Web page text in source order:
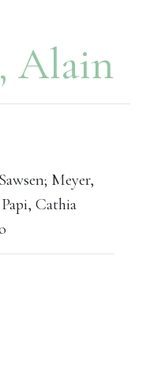
Alain
Meyer,
Cathia